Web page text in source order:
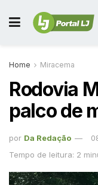
Home Miracema
Rodovia
palco de
por Da Redação
Tempo de leitura: 2